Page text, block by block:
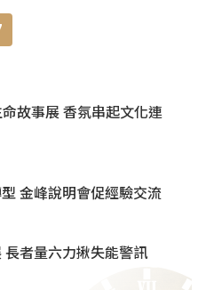
故事展 香氛串起文化連
金峰說明會促經驗交流
長者量六力揪失能警訊